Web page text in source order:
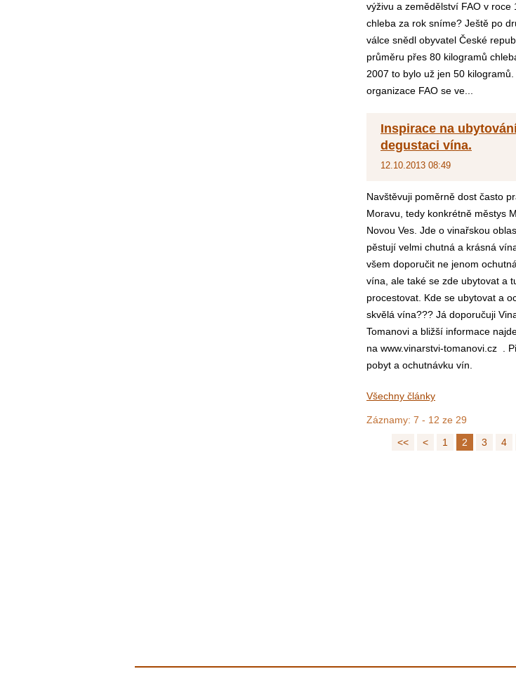
výživu a zemědělství FAO v roce
chleba za rok sníme? Ještě po
válce snědl obyvatel České
průměru přes 80 kilogramů
2007 to bylo už jen 50 kilogramů.
organizace FAO se ve...
Inspirace na
degustaci vína.
12.10.2013 08:49
Navštěvuji poměrně dost často
Moravu, tedy konkrétně městys
Novou Ves. Jde o vinařskou
pěstují velmi chutná a krásná
všem doporučit ne jenom
vína, ale také se zde ubytovat a
procestovat. Kde se ubytovat a
skvělá vína??? Já doporučuji
Tomanovi a bližší informace
na www.vinarstvi-tomanovi.cz .
pobyt a ochutnávku vín.
Všechny články
Záznamy: 7 - 12 ze 29
<<
< 1 2 3 4